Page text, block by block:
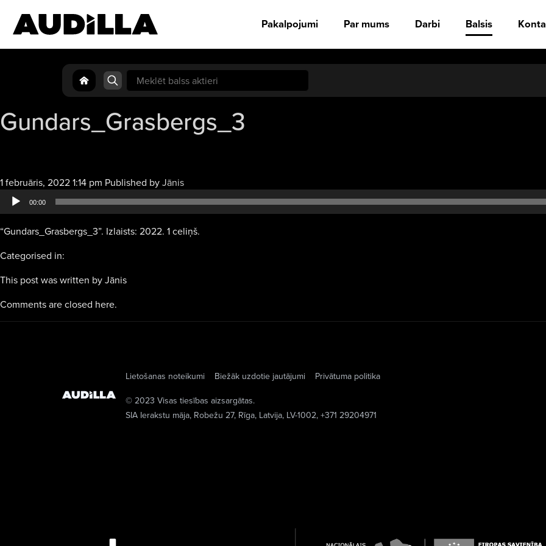
Pakalpojumi Par mums Darbi Balsis
Search
for:
Gundars_Grasbergs_3
1 februāris, 2022 1:14 pm Published byJānisAudio
atskaņotājs
00:00
“Gundars_Grasbergs_3”. Izlaists: 2022. 1 celiņš.
Categorised in:
This post was written by Jānis
Comments are closed here.
Lietošanas noteikumi Biežāk uzdotie jautājumi
Privātuma politika
© 2023 Visas tiesības aizsargātas.
SIA Ierakstu māja, Robežu 27, Rīga, Latvija, LV-1002, +371 29204971